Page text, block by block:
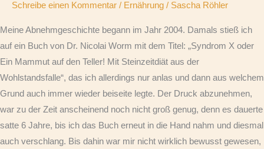
Schreibe einen Kommentar / Ernährung / Sascha Röhler
Meine Abnehmgeschichte begann im Jahr 2004. Damals stieß ich
auf ein Buch von Dr. Nicolai Worm mit dem Titel: „Syndrom X oder
Ein Mammut auf den Teller! Mit Steinzeitdiät aus der
Wohlstandsfalle“, das ich allerdings nur anlas und dann aus welchem
Grund auch immer wieder beiseite legte. Der Druck abzunehmen,
war zu der Zeit anscheinend noch nicht groß genug, denn es dauerte
satte 6 Jahre, bis ich das Buch erneut in die Hand nahm und diesmal
auch verschlang. Bis dahin war mir nicht wirklich bewusst gewesen,